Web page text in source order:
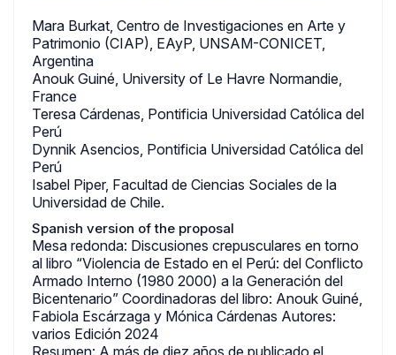
Mara Burkat, Centro de Investigaciones en Arte y
Patrimonio (CIAP), EAyP, UNSAM-CONICET,
Argentina
Anouk Guiné, University of Le Havre Normandie,
France
Teresa Cárdenas, Pontificia Universidad Católica del
Perú
Dynnik Asencios, Pontificia Universidad Católica del
Perú
Isabel Piper, Facultad de Ciencias Sociales de la
Universidad de Chile.
Spanish version of the proposal
Mesa redonda: Discusiones crepusculares en torno
al libro “Violencia de Estado en el Perú: del Conflicto
Armado Interno (1980 2000) a la Generación del
Bicentenario” Coordinadoras del libro: Anouk Guiné,
Fabiola Escárzaga y Mónica Cárdenas Autores:
varios Edición 2024
Resumen: A más de diez años de publicado el